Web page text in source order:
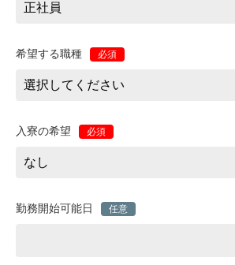
希望する職種 必須
入寮の希望 必須
勤務開始可能日 任意